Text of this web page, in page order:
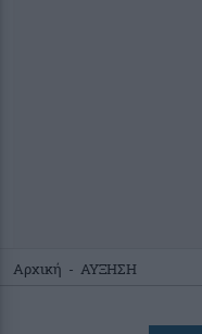
Αρχική - ΑΥΞΗΣΗ